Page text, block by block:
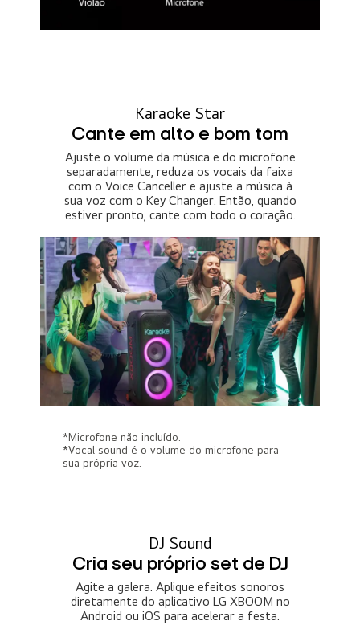
Karaoke Star
Cante em alto e bom tom
Ajuste o volume da música e do microfone
separadamente, reduza os vocais da faixa
com o Voice Canceller e ajuste a música à
sua voz com o Key Changer. Então, quando
estiver pronto, cante com todo o coração.
*Microfone não incluído.
*Vocal sound é o volume do microfone para
sua própria voz.
DJ Sound
Cria seu próprio set de DJ
Agite a galera. Aplique efeitos sonoros
diretamente do aplicativo LG XBOOM no
Android ou iOS para acelerar a festa.